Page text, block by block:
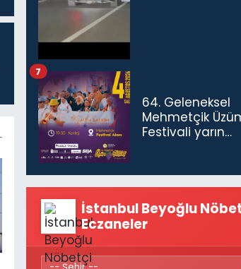
64. Geleneksel
Mehmetçik
Festivali yarın
7
İstanbul Beyoğlu
Eczaneler